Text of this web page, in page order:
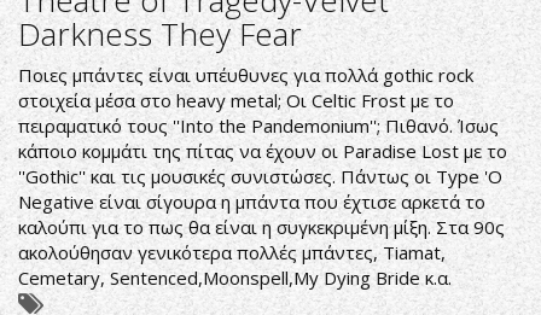
Darkness They Fear
Ποιες μπάντες είναι υπέυθυνες για πολλά gothic rock
στοιχεία μέσα στο heavy metal; Οι Celtic Frost με το
πειραματικό τους ''Into the Pandemonium''; Πιθανό. Ίσως
κάποιο κομμάτι της πίτας να έχουν οι Paradise Lost με το
''Gothic'' και τις μουσικές συνιστώσες. Πάντως οι Type 'O
Negative είναι σίγουρα η μπάντα που έχτισε αρκετά το
καλούπι για το πως θα είναι η συγκεκριμένη μίξη. Στα 90ς
ακολούθησαν γενικότερα πολλές μπάντες, Tiamat,
Cemetary, Sentenced,Moonspell,My Dying Bride κ.α.